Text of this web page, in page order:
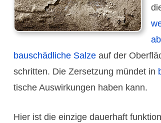
bau­schäd­liche Salzeauf der
schritten. Die Zers­etzung mündet in
tische Auswir­kungen haben kann.
Hier ist die einzige dauer­haft